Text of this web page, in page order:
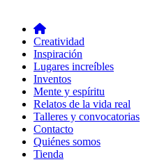
Creatividad
Inspiración
Lugares increíbles
Inventos
Mente y espíritu
Relatos de la vida real
Talleres y convocatorias
Contacto
Quiénes somos
Tienda